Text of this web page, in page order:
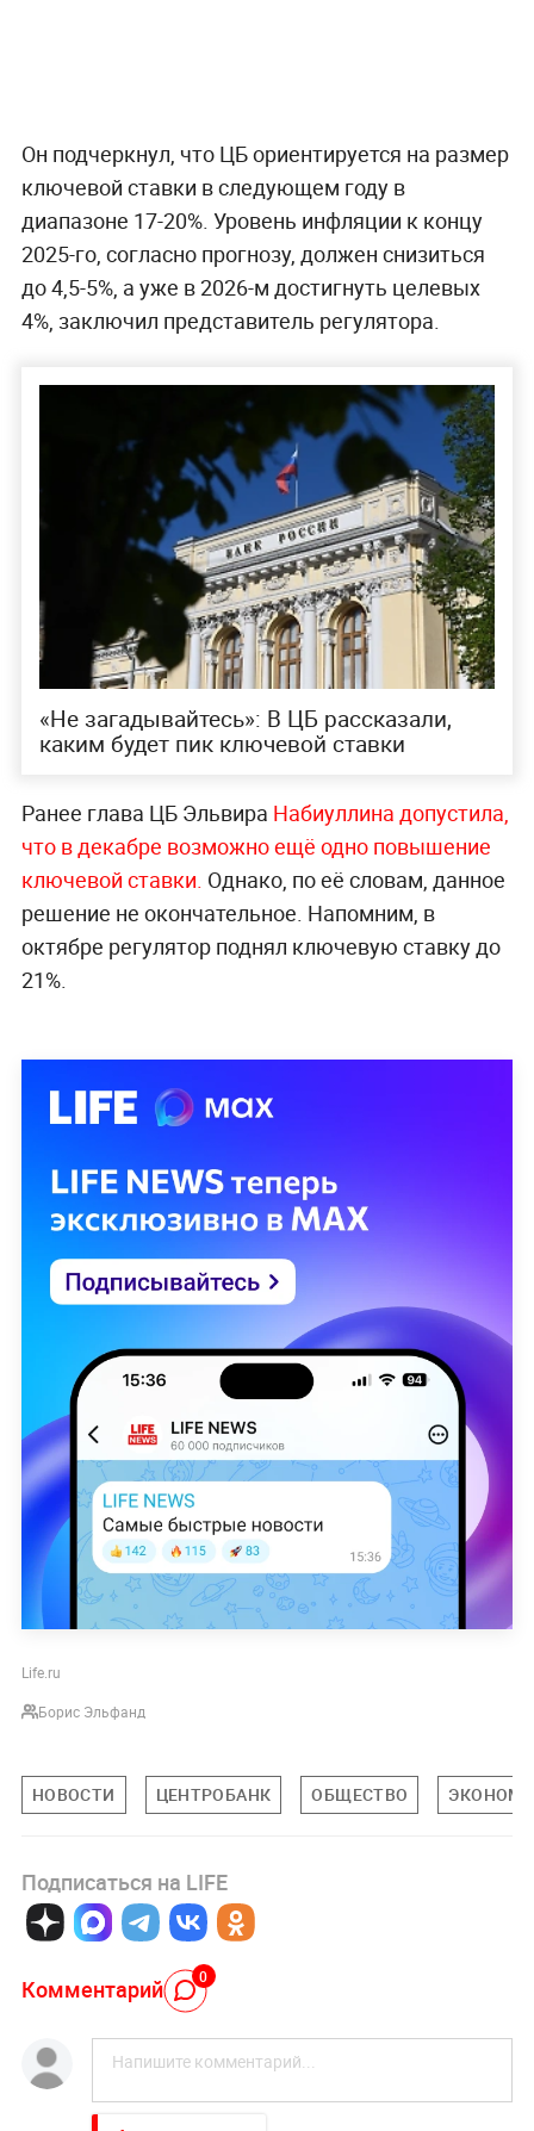
Он подчеркнул, что ЦБ ориентируется на размер
ключевой ставки в следующем году в
диапазоне 17-20%. Уровень инфляции к концу
2025-го, согласно прогнозу, должен снизиться
до 4,5-5%, а уже в 2026-м достигнуть целевых
4%, заключил представитель регулятора.
«Не загадывайтесь»: В ЦБ рассказали,
каким будет пик ключевой ставки
Ранее глава ЦБ Эльвира Набиуллина допустила,
что в декабре возможно ещё одно повышение
ключевой ставки. Однако, по её словам, данное
решение не окончательное. Напомним, в
октябре регулятор поднял ключевую ставку до
21%.
Life.ru
Борис Эльфанд
НОВОСТИ ЦЕНТРОБАНК ОБЩЕСТВО
Подписаться на LIFE
Комментарий 0